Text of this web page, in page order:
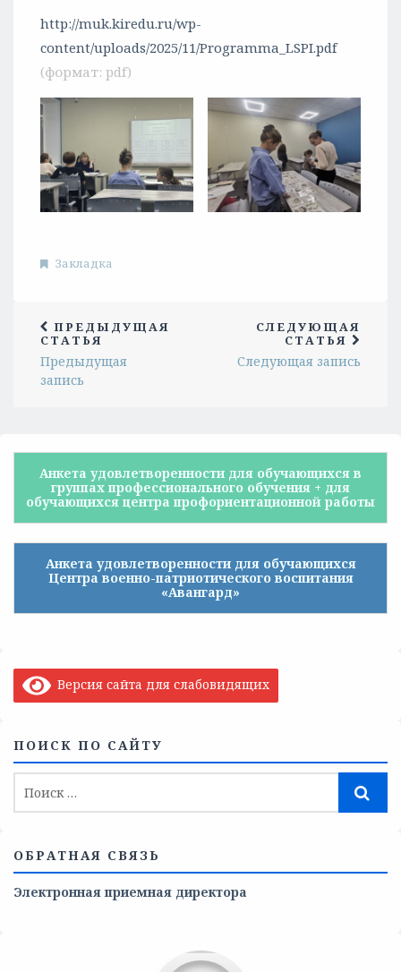
http://muk.kiredu.ru/wp-
content/uploads/2025/11/Programma_LSPI.pdf
Закладка
ПРЕДЫДУЩАЯ
СТАТЬЯ
Предыдущая
запись
СЛЕДУЮЩАЯ
СТАТЬЯ
Следующая запись
Анкета удовлетворенности для обучающихся в
группах профессионального обучения + для
обучающихся центра профориентационной работы
Анкета удовлетворенности для обучающихся
Центра военно-патриотического воспитания
«Авангард»
Версия сайта для слабовидящих
ПОИСК ПО САЙТУ
ОБРАТНАЯ СВЯЗЬ
Электронная приемная директора